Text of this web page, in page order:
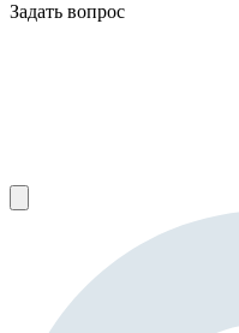
Задать вопрос